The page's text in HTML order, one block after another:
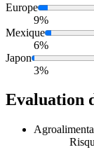
Europe
9%
Mexique
6%
Japon
3%
Evaluation